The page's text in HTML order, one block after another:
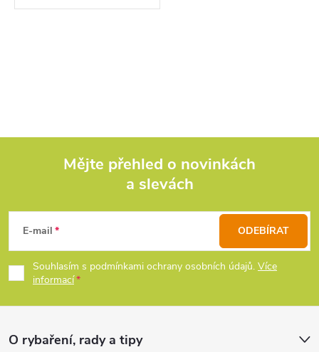
matrace s hřejivým
á
c
í
p
r
v
p
a
Mějte přehled o novinkách
a slevách
E-mail
Souhlasím s podmínkami ochrany osobních údajů. Více
informací
ODEBÍRAT
O rybaření, rady a tipy